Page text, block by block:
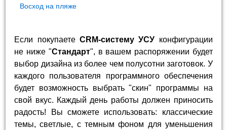
Восход на пляже
Если покупаете CRM-систему УСУ конфигурации
не ниже "Стандарт", в вашем распоряжении будет
выбор дизайна из более чем полусотни заготовок. У
каждого пользователя программного обеспечения
будет возможность выбрать "скин" программы на
свой вкус. Каждый день работы должен приносить
радость! Вы сможете использовать: классические
темы, светлые, с темным фоном для уменьшения